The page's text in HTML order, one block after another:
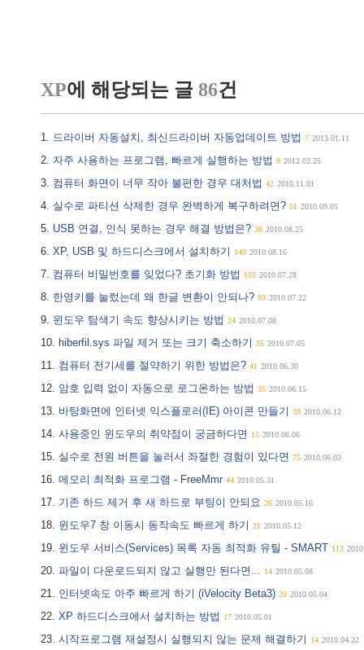
XP에 해당되는 글 86건
드라이버 자동설치, 최신드라이버 자동업데이트 방법 7 2013.01.11
자주 사용하는 프로그램, 빠르게 실행하는 방법 9 2012.02.25
컴퓨터 화면이 너무 작아 불편한 경우 대처법 42 2010.11.01
실수로 파티션 삭제한 경우 완벽하게 복구하려면? 51 2010.09.05
USB 연결, 인식 못하는 경우 해결 방법은? 38 2010.08.25
XP, USB 및 하드디스크에서 설치하기 140 2010.08.16
컴퓨터 비밀번호를 잊었다? 초기화 방법 103 2010.07.28
한영키를 눌렀는데 왜 한글 변환이 안되나? 93 2010.07.22
윈도우 탐색기 속도 향상시키는 방법 24 2010.07.08
hiberfil.sys 파일 제거 또는 크기 축소하기 35 2010.07.05
컴퓨터 전기세를 절약하기 위한 방법은? 41 2010.06.30
암호 입력 없이 자동으로 로그온하는 방법 35 2010.06.15
바탕화면에 인터넷 익스플로러(IE) 아이콘 만들기 39 2010.06.12
사용중인 윈도우의 취약점이 궁금하다면 15 2010.06.06
실수로 전원 버튼을 눌러서 좌절한 경험이 있다면 75 2010.06.03
메모리 최적화 프로그램 - FreeMmr 44 2010.05.31
기존 하드 제거 후 새 하드로 부팅이 안되요 26 2010.05.16
윈도우7 창 이동시 동작속도 빠르게 하기 21 2010.05.12
윈도우 서비스(Services) 목록 자동 최적화 유틸 - SMART 113
파일이 다운로드되지 않고 실행만 된다면... 14 2010.05.08
인터넷속도 아주 빠르게 하기 (iVelocity Beta3) 20 2010.05.04
XP 하드디스크에서 설치하는 방법 17 2010.05.01
시작프로그램 재설정시 실행되지 않는 문제 해결하기 14 2010.04.22